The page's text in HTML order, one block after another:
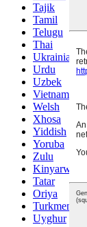
Tajik
Tamil
Telugu
Thai
Ukrainian
Urdu
Uzbek
Vietnamese
Welsh
Xhosa
Yiddish
Yoruba
Zulu
Kinyarwanda
Tatar
Oriya
Turkmen
Uyghur